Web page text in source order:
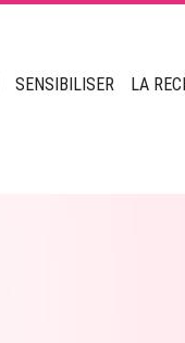
SENSIBILISER LA